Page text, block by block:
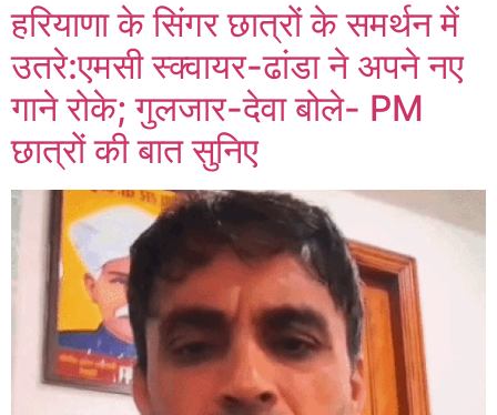
हरियाणा के सिंगर छात्रों के समर्थन में
उतरे:एमसी स्क्वायर-ढांडा ने अपने नए
गाने रोके; गुलजार-देवा बोले- PM
छात्रों की बात सुनिए